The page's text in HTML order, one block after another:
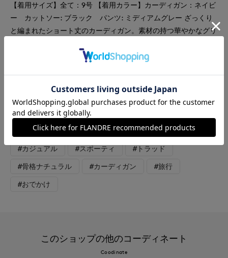
【着用サイズ】全て：9号 【着用カラー】カーディガン：ネイビ
ー カットソー: ブラック パンツ: ミディアムグレー ざっくり
と編まれたショート丈のカーディガン。素材の持つ華やかなグリ
だけで華やかな印象に。端境期のコーディネートのアクセントに
#カットソー #ニット #パンツ
#オフィスカジュアル
#女子会 #大きいサイズ #ウール
#カジュアル #スポーティ #トラッド
#骨格ナチュラル #カーディガン #旅行
#おでかけ
このショップの他のコーディネート
Coodinate